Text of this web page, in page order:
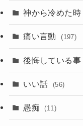
神から冷めた時
痛い言動 (197)
後悔している事
いい話 (56)
愚痴 (11)